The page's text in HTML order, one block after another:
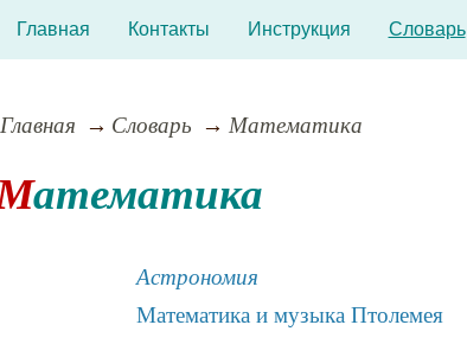
Главная Контакты Инструкция Словарь
Главная Словарь Математика
Математика
Астрономия
Математика и музыка Птолемея